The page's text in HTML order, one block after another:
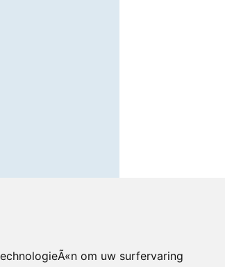
om uw surfervaring